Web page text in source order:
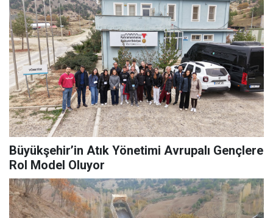
Büyükşehir’in Atık Yönetimi Avrupalı Gençlere
Rol Model Oluyor